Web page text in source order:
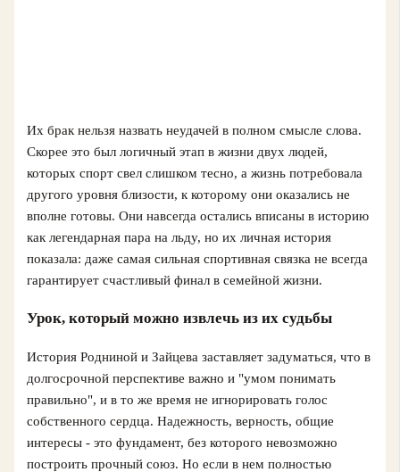
Их брак нельзя назвать неудачей в полном смысле слова.
Скорее это был логичный этап в жизни двух людей,
которых спорт свел слишком тесно, а жизнь потребовала
другого уровня близости, к которому они оказались не
вполне готовы. Они навсегда остались вписаны в историю
как легендарная пара на льду, но их личная история
показала: даже самая сильная спортивная связка не всегда
гарантирует счастливый финал в семейной жизни.
Урок, который можно извлечь из их судьбы
История Родниной и Зайцева заставляет задуматься, что в
долгосрочной перспективе важно и "умом понимать
правильно", и в то же время не игнорировать голос
собственного сердца. Надежность, верность, общие
интересы - это фундамент, без которого невозможно
построить прочный союз. Но если в нем полностью